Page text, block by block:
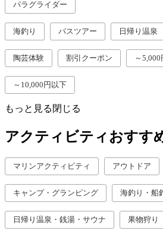
パラグライダー
海釣り バスツアー 日帰り温泉
陶芸体験 割引クーポン ～
～10,000円以下
もっと見る 閉じる
アクティビティおすす
マリンアクティビティ アウトドア
キャンプ・グランピング 海釣り・船
日帰り温泉・銭湯・サウナ 果物狩り